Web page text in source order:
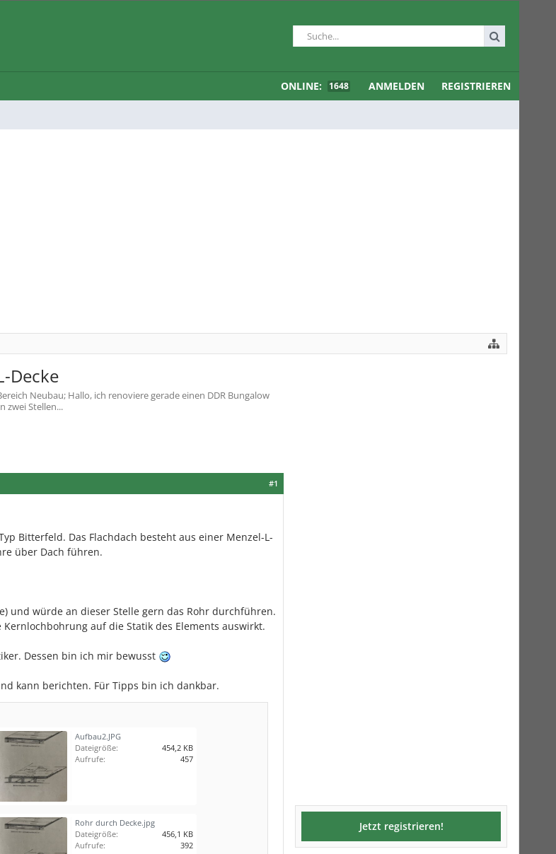
ONLINE: 1648 ANMELDEN REGISTRIEREN
Decke
Neubau; Hallo, ich renoviere gerade einen DDR Bungalow
zwei Stellen...
#1
Bitterfeld. Das Flachdach besteht aus einer Menzel-L-
über Dach führen.
und würde an dieser Stelle gern das Rohr durchführen.
auf die Statik des Elements auswirkt.
Dessen bin ich mir bewusst
kann berichten. Für Tipps bin ich dankbar.
Aufbau2.JPG
Dateigröße:
454,2 KB
Aufrufe:
457
Rohr durch Decke.jpg
Dateigröße:
456,1 KB
Aufrufe:
392
Jetzt registrieren!